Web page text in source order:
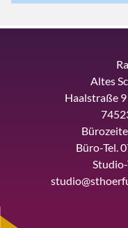
Altes
Haalstraße
Büro-Tel.